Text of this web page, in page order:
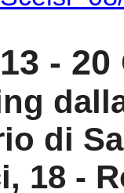
-
di
18 -